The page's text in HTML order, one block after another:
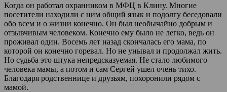
Когда он работал охранником в МФЦ в Клину. Многие
посетители находили с ним общий язык и подолгу беседовали
обо всем и о жизни конечно. Он был необычайно добрым и
отзывчивым человеком. Конечно ему было не легко, ведь он
проживал один. Восемь лет назад скончалась его мама, по
которой он конечно горевал. Но не унывал и продолжал жить.
Но судьба это штука непредсказуемая. Не стало любимого
человека мамы, а потом и сам Сергей ушел очень тихо.
Благодаря родственнице и друзьям, похоронили рядом с
мамой.